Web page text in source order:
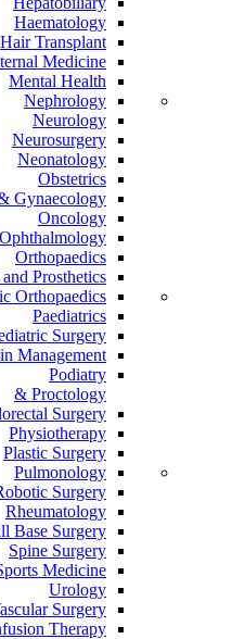
Haematology
Hair Transplant
Medicine
Mental Health
Nephrology
Neurology
Neurosurgery
Neonatology
Obstetrics
Gynaecology
Oncology
Ophthalmology
Orthopaedics
Prosthetics
Orthopaedics
Paediatrics
Surgery
Management
Podiatry
Proctology &
Surgery
Physiotherapy
Plastic Surgery
Pulmonology
Surgery
Rheumatology
Base Surgery
Spine Surgery
Medicine
Urology
Surgery
Therapy